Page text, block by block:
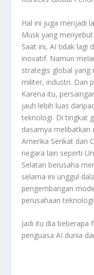
Hal ini juga menjadi
Musk yang
Saat ini, AI tidak lagi
inovatif. Namun
strategis global
militer, industri. Dan
Karena itu,
jauh lebih luas
teknologi. Di tingkat
dasarnya melibatkan
Amerika Serikat dan
negara lain seperti
Selatan berusaha
selama ini unggul
pengembangan
perusahaan
Jadi itu dia beberapa
penguasa AI dunia